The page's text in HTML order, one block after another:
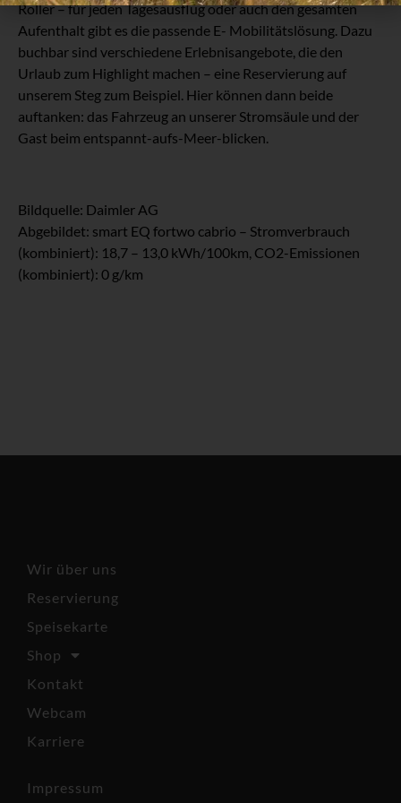
Roller – für jeden Tagesausflug oder auch den gesamten
Aufenthalt gibt es die passende E- Mobilitätslösung. Dazu
buchbar sind verschiedene Erlebnisangebote, die den
Urlaub zum Highlight machen – eine Reservierung auf
unserem Steg zum Beispiel. Hier können dann beide
auftanken: das Fahrzeug an unserer Stromsäule und der
Gast beim entspannt-aufs-Meer-blicken.
Bildquelle: Daimler AG
Abgebildet: smart EQ fortwo cabrio – Stromverbrauch
(kombiniert): 18,7 – 13,0 kWh/100km, CO2-Emissionen
(kombiniert): 0 g/km
Wir über uns
Reservierung
Speisekarte
Shop
Kontakt
Webcam
Karriere
Impressum